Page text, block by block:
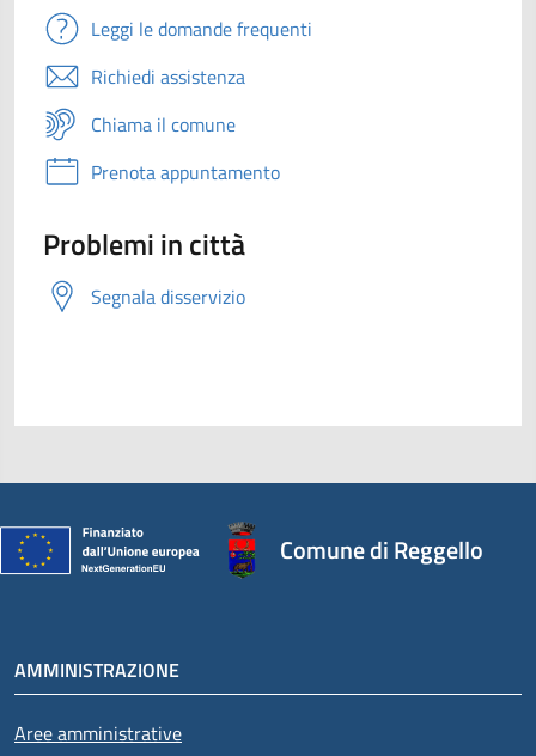
Leggi le domande frequenti
Richiedi assistenza
Chiama il comune
Prenota appuntamento
Problemi in città
Segnala disservizio
Comune di Reggello
AMMINISTRAZIONE
Aree amministrative